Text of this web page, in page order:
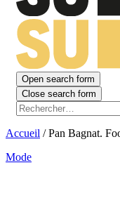
Open search form
Close search form
Rechercher :
Accueil /Pan Bagnat.
Mode